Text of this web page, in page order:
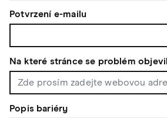
Potvrzení e-mailu
Na které stránce se problém
Popis bariéry